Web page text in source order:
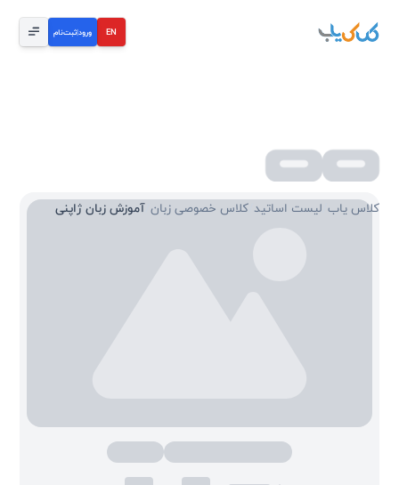
EN ورود|ثبت‌نام
آموزش زبان ژاپنی
کلاس یاب لیست اساتید /کلاس خصوصی زبان /آموزش زبان ژاپنی